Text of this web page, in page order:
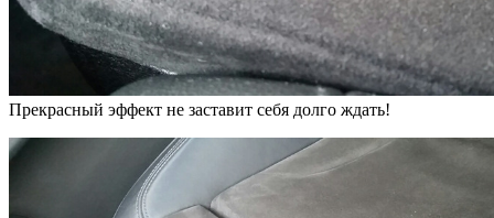
Прекрасный эффект не заставит себя долго ждать!